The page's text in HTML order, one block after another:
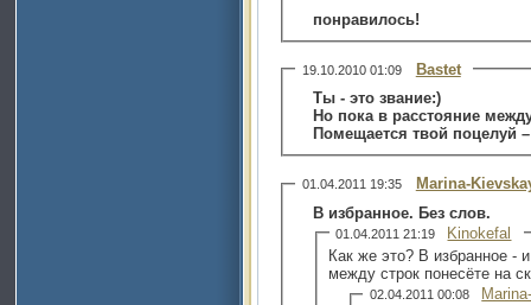
понравилось!
19.10.2010 01:09
Bastet
Ты - это звание:)
Но пока в расстояние
Помещается твой поцелуй
01.04.2011 19:35
Marina-
В избранное. Без слов.
01.04.2011 21:19
Kinokefal
Как же это? В избранное -
между строк понесёте на
02.04.2011 00:08